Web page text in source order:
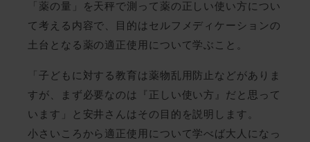
「薬の量」を天秤で測って薬の正しい使い方につい
て考える内容で、目的はセルフメディケーションの
土台となる薬の適正使用について学ぶこと。
「子どもに対する教育は薬物乱用防止などがありま
すが、まず必要なのは『正しい使い方』だと思って
います」と安井さんはその目的を説明します。
小さいころから適正使用について学べば大人になっ